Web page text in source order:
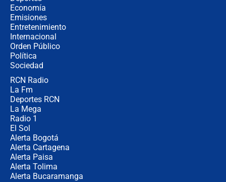
Economía
Emisiones
Entretenimiento
Internacional
Orden Público
Política
Sociedad
RCN Radio
La Fm
Deportes RCN
La Mega
Radio 1
El Sol
Alerta Bogotá
Alerta Cartagena
Alerta Paisa
Alerta Tolima
Alerta Bucaramanga